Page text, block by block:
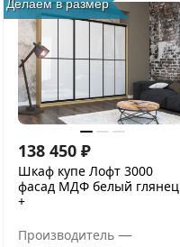
Делаем в размер
138 450 ₽
Шкаф купе Лофт 3000
фасад МДФ белый глянец
+
Производитель —